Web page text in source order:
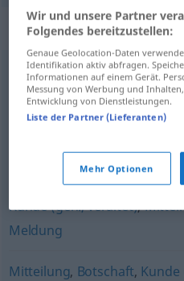
Synonyme für
Reportage
Abhandlung,Artikel,
Ausführung
Kunde (geh., veraltet),
Meldung
Mitteilung, Botschaft, Kunde
Wir und unsere Partner
Folgendes bereitzustellen:
Genaue Geolocation-Daten
Identifikation aktiv abfragen.
Informationen auf einem Gerät.
Messung von Werbung und
Entwicklung von Dienstleistungen.
Liste der Partner (Lieferanten)
Mehr Optionen